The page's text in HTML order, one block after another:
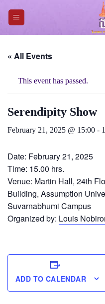
« All Events
This event has passed.
Serendipity Show
February 21, 2025 @ 15:00 -
Date: February 21, 2025
Time: 15.00 hrs.
Venue: Martin Hall, 24th
Building, Assumption
Suvarnabhumi Campus
Organized by: Louis
ADD TO CALENDAR